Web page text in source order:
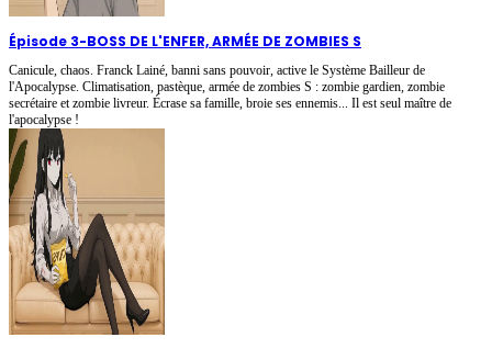
Épisode 3-BOSS DE L'ENFER, ARMÉE DE ZOMBIES S
Canicule, chaos. Franck Lainé, banni sans pouvoir, active le Système Bailleur de
l'Apocalypse. Climatisation, pastèque, armée de zombies S : zombie gardien, zombie
secrétaire et zombie livreur. Écrase sa famille, broie ses ennemis... Il est seul maître de
l'apocalypse !